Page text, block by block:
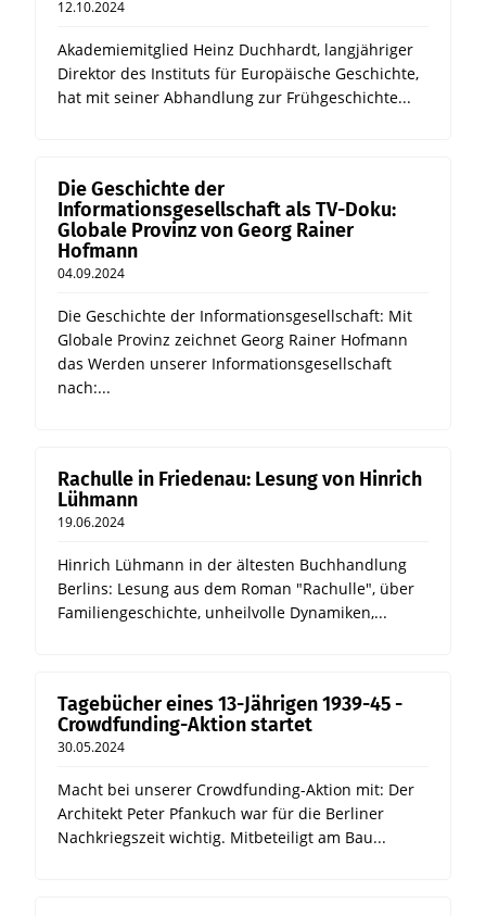
12.10.2024
Akademiemitglied Heinz Duchhardt, langjähriger
Direktor des Instituts für Europäische Geschichte,
hat mit seiner Abhandlung zur Frühgeschichte...
Die Geschichte der
Informationsgesellschaft als TV-Doku:
Globale Provinz von Georg Rainer
Hofmann
04.09.2024
Die Geschichte der Informationsgesellschaft: Mit
Globale Provinz zeichnet Georg Rainer Hofmann
das Werden unserer Informationsgesellschaft
nach:...
Rachulle in Friedenau: Lesung von Hinrich
Lühmann
19.06.2024
Hinrich Lühmann in der ältesten Buchhandlung
Berlins: Lesung aus dem Roman "Rachulle", über
Familiengeschichte, unheilvolle Dynamiken,...
Tagebücher eines 13-Jährigen 1939-45 -
Crowdfunding-Aktion startet
30.05.2024
Macht bei unserer Crowdfunding-Aktion mit: Der
Architekt Peter Pfankuch war für die Berliner
Nachkriegszeit wichtig. Mitbeteiligt am Bau...